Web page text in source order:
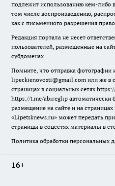
подлежит использованию кем-либо
том числе воспроизведению,
как с письменного разрешения
Редакция портала не несет
пользователей, размещенные на
субдоменах.
Помните, что отправка фотографии
lipeckienovosti@gmail.com или же в
страницах в социальных сетях
https://t.me/abireglip автоматически
размещение на сайте и на
«Lipetsknews.ru» может передать
страницы в соцсетях материалы в
Политика обработки персональных
16+